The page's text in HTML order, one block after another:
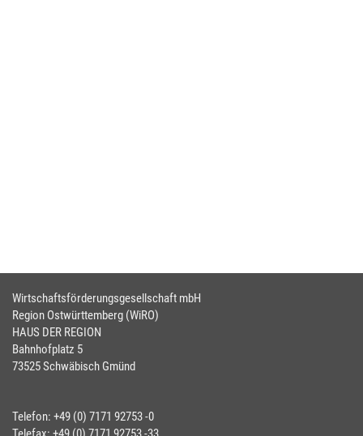
Wirtschaftsförderungsgesellschaft mbH
Region Ostwürttemberg (WiRO)
HAUS DER REGION
Bahnhofplatz 5
73525 Schwäbisch Gmünd
Telefon: +49 (0) 7171 92753 -0